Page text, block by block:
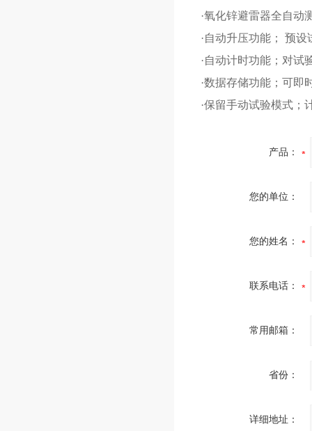
·氧化锌避雷器全自动
·自动升压功能； 预
·自动计时功能；对试
·数据存储功能；可即
·保留手动试验模式；
产品：
您的单位：
您的姓名：
联系电话：
常用邮箱：
省份：
详细地址：